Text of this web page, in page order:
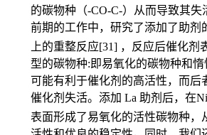
的碳物种（-CO-C-）从而导致其失
前期的工作中，研究了添加了助剂
上的重整反应[31] ，反应后催化剂
型的碳物种:即易氧化的碳物种和
可能有利于催化剂的高活性，而后
催化剂失活。添加 La 助剂后，在
表面形成了易氧化的活性碳物种，